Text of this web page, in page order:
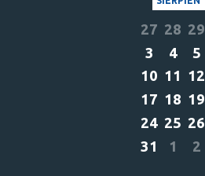
27 28 29
3
4 5
10 11 12
17 18 19
24 25 26
31
1 2